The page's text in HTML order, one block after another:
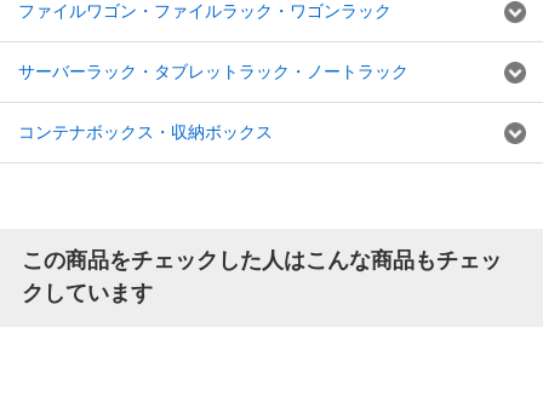
ファイルワゴン・ファイルラック・ワゴンラック
サーバーラック・タブレットラック・ノートラック
コンテナボックス・収納ボックス
この商品をチェックした人はこんな商品もチェッ
クしています